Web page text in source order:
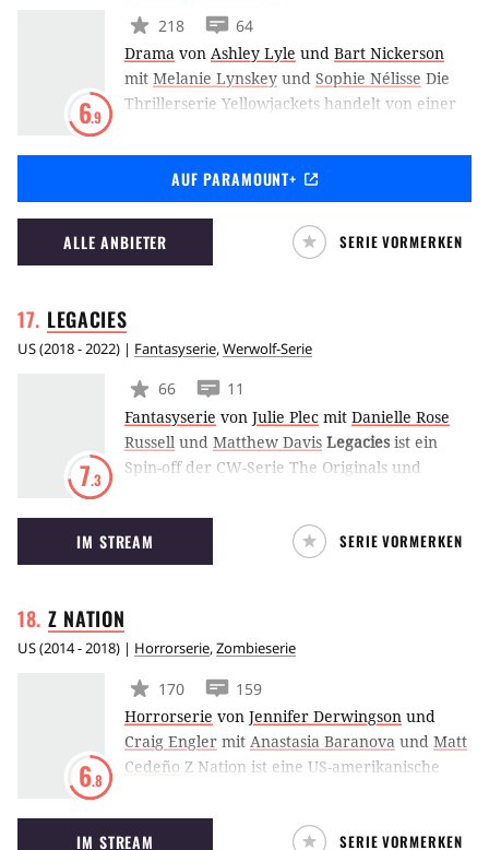
6.9
218
64
Drama von Ashley Lyle und Bart Nickerson
mit Melanie Lynskey und Sophie Nélisse Die
Thrillerserie Yellowjackets handelt von einer
Jahren mit einem Flugzeug in der Wildnis
abstürzten. Hier spaltete sich das Team in
wilde Klans. In der Gegenwart haben sie als
erwachsene Frauen noch immer mit den
tragischen Ereignissen von damals zu
AUF PARAMOUNT+
ALLE ANBIETER SERIE VORMERKEN
LEGACIES
US(2018 - 2022) | Fantasyserie,Werwolf-Serie
7.3
66
11
Fantasyserie von Julie Plec mit Danielle Rose
Russell und Matthew Davis Legaciesist ein
Spin-off der CW-Serie The Originals und
Rose Russell), die Tochter des Urvampirs Klaus
Mikaelson. Hope ist ein Hybrid aus Werwolf,
Vampir und Hexe und besucht die Salvatore
IM STREAM SERIE VORMERKEN
Z NATION
US(2014 - 2018) | Horrorserie,Zombieserie
6.8
170
159
Horrorserie von Jennifer Derwingson und
Craig Engler mit Anastasia Baranova und Matt
Cedeño Z Nation ist eine US-amerikanische
Syfy produziert wird.
IM STREAM SERIE VORMERKEN